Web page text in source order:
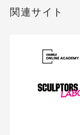
関連サイト